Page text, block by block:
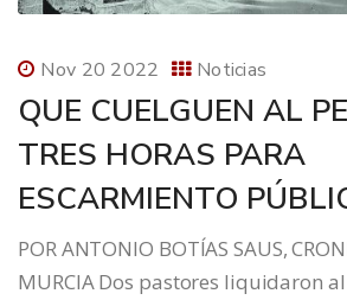
Nov 20 2022 Noticias
QUE CUELGUEN AL
TRES HORAS PARA
ESCARMIENTO
POR ANTONIO BOTÍAS SAUS,
MURCIA Dos pastores liquidaron